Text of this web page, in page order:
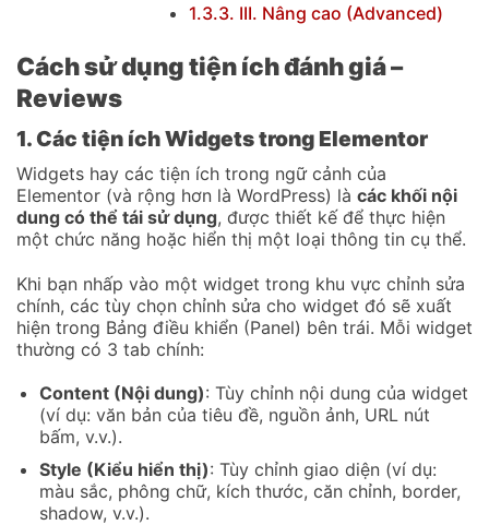
III. Nâng cao (Advanced)
Cách sử dụng tiện ích đánh giá –
Reviews
1. Các tiện ích Widgets trong Elementor
Widgets hay các tiện ích trong ngữ cảnh của
Elementor (và rộng hơn là WordPress) là các khối nội
dung có thể tái sử dụng, được thiết kế để thực hiện
một chức năng hoặc hiển thị một loại thông tin cụ thể.
Khi bạn nhấp vào một widget trong khu vực chỉnh sửa
chính, các tùy chọn chỉnh sửa cho widget đó sẽ xuất
hiện trong Bảng điều khiển (Panel) bên trái. Mỗi widget
thường có 3 tab chính:
Content (Nội dung): Tùy chỉnh nội dung của widget
(ví dụ: văn bản của tiêu đề, nguồn ảnh, URL nút
bấm, v.v.).
Style (Kiểu hiển thị): Tùy chỉnh giao diện (ví dụ:
màu sắc, phông chữ, kích thước, căn chỉnh, border,
shadow, v.v.).